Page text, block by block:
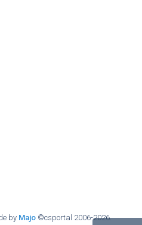
by Majo©csportal 2006-2026.